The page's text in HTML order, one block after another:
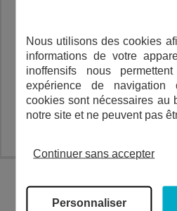
548,34€ TTC
Nous utilisons des cookies
informations de votre
inoffensifs nous
expérience de navigation
cookies sont nécessaires au
notre site et ne peuvent pas
Continuer sans accepter
Personnaliser